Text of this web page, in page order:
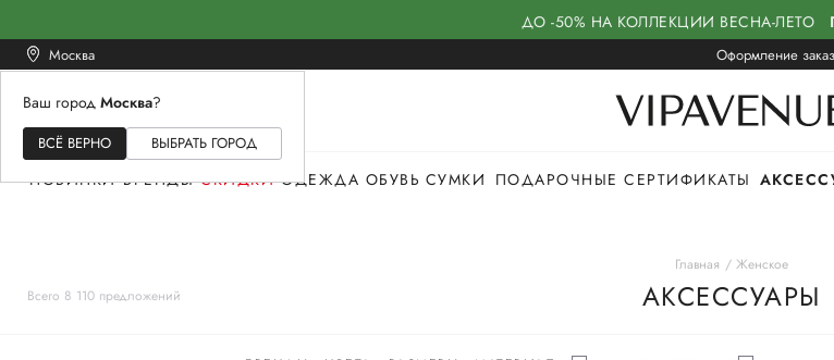
ДО -50% НА КОЛЛЕКЦИИ ВЕСНА-ЛЕТО
Москва Оформление
Ваш город Москва?
ВСЁ ВЕРНО ВЫБРАТЬ ГОРОД
ЖЕНСКОЕМУЖСКОЕ
НОВИНКИ БРЕНДЫ СКИДКИ ОДЕЖДА ОБУВЬ СУМКИ ПОДАРОЧНЫЕ СЕРТИФИКАТЫ
Всего 8 110 предложений
Главная Женское
АКСЕССУАРЫ